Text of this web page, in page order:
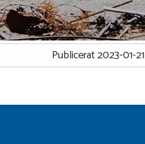
Publicerat 2023-01-21